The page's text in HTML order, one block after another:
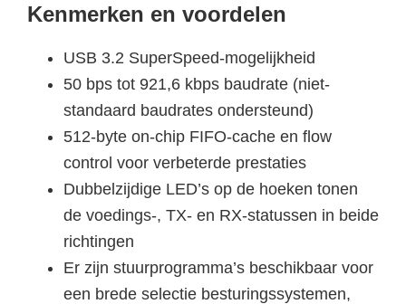
Kenmerken en voordelen
USB 3.2 SuperSpeed-mogelijkheid
50 bps tot 921,6 kbps baudrate (niet-
standaard baudrates ondersteund)
512-byte on-chip FIFO-cache en flow
control voor verbeterde prestaties
Dubbelzijdige LED’s op de hoeken tonen
de voedings-, TX- en RX-statussen in beide
richtingen
Er zijn stuurprogramma’s beschikbaar voor
een brede selectie besturingssystemen,